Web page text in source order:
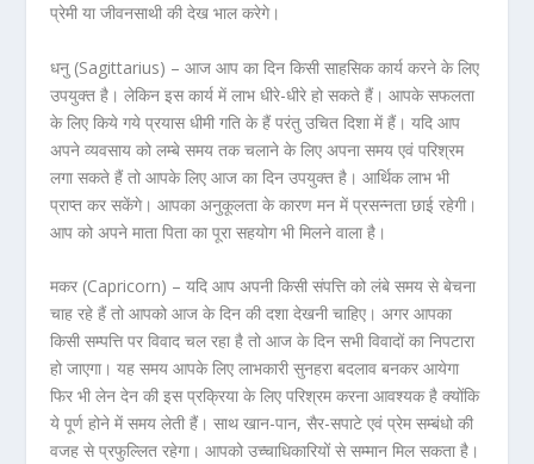
प्रेमी या जीवनसाथी की देख भाल करेगे।
धनु (Sagittarius) – आज आप का दिन किसी साहसिक कार्य करने के लिए
उपयुक्त है। लेकिन इस कार्य में लाभ धीरे-धीरे हो सकते हैं। आपके सफलता
के लिए किये गये प्रयास धीमी गति के हैं परंतु उचित दिशा में हैं। यदि आप
अपने व्यवसाय को लम्बे समय तक चलाने के लिए अपना समय एवं परिश्रम
लगा सकते हैं तो आपके लिए आज का दिन उपयुक्त है। आर्थिक लाभ भी
प्राप्त कर सकेंगे। आपका अनुकूलता के कारण मन में प्रसन्नता छाई रहेगी।
आप को अपने माता पिता का पूरा सहयोग भी मिलने वाला है।
मकर (Capricorn) – यदि आप अपनी किसी संपत्ति को लंबे समय से बेचना
चाह रहे हैं तो आपको आज के दिन की दशा देखनी चाहिए। अगर आपका
किसी सम्पत्ति पर विवाद चल रहा है तो आज के दिन सभी विवादों का निपटारा
हो जाएगा। यह समय आपके लिए लाभकारी सुनहरा बदलाव बनकर आयेगा
फिर भी लेन देन की इस प्रक्रिया के लिए परिश्रम करना आवश्यक है क्योंकि
ये पूर्ण होने में समय लेती हैं। साथ खान-पान, सैर-सपाटे एवं प्रेम सम्बंधो की
वजह से प्रफुल्लित रहेगा। आपको उच्चाधिकारियों से सम्मान मिल सकता है।